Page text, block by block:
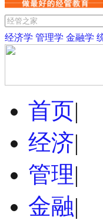
经济学 管理学 金融学
首页|
经济|
管理|
金融|